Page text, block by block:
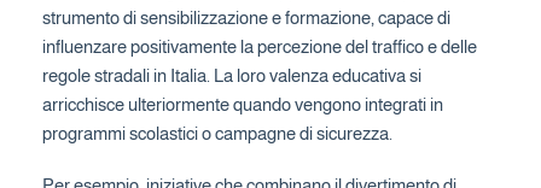
strumento di sensibilizzazione e formazione, capace di
influenzare positivamente la percezione del traffico e delle
regole stradali in Italia. La loro valenza educativa si
arricchisce ulteriormente quando vengono integrati in
programmi scolastici o campagne di sicurezza.